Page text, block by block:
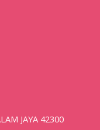
JAYA 42300